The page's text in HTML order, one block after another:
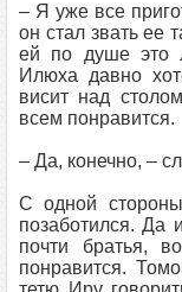
– Я уже все
он стал звать ее
ей по душе это
Илюха давно
висит над
всем понравится.
– Да, конечно, –
С одной
позаботился. Да
почти братья,
понравится.